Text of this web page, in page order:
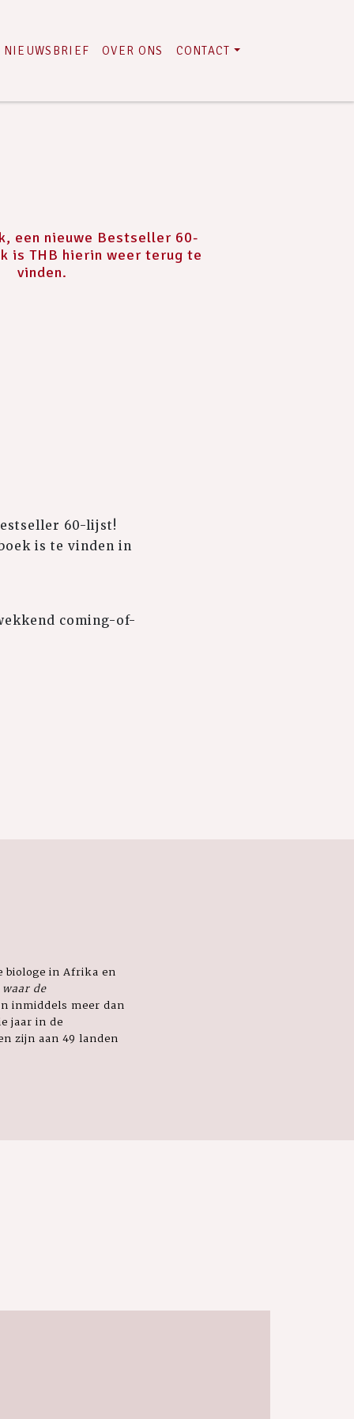
NIEUWSBRIEF OVER ONS CONTACT
een nieuwe Bestseller 60-
is THB hierin weer terug te
vinden.
60-lijst!
is te vinden in
coming-of-
biologe in Afrika en
waar de
inmiddels meer dan
jaar in de
zijn aan 49 landen